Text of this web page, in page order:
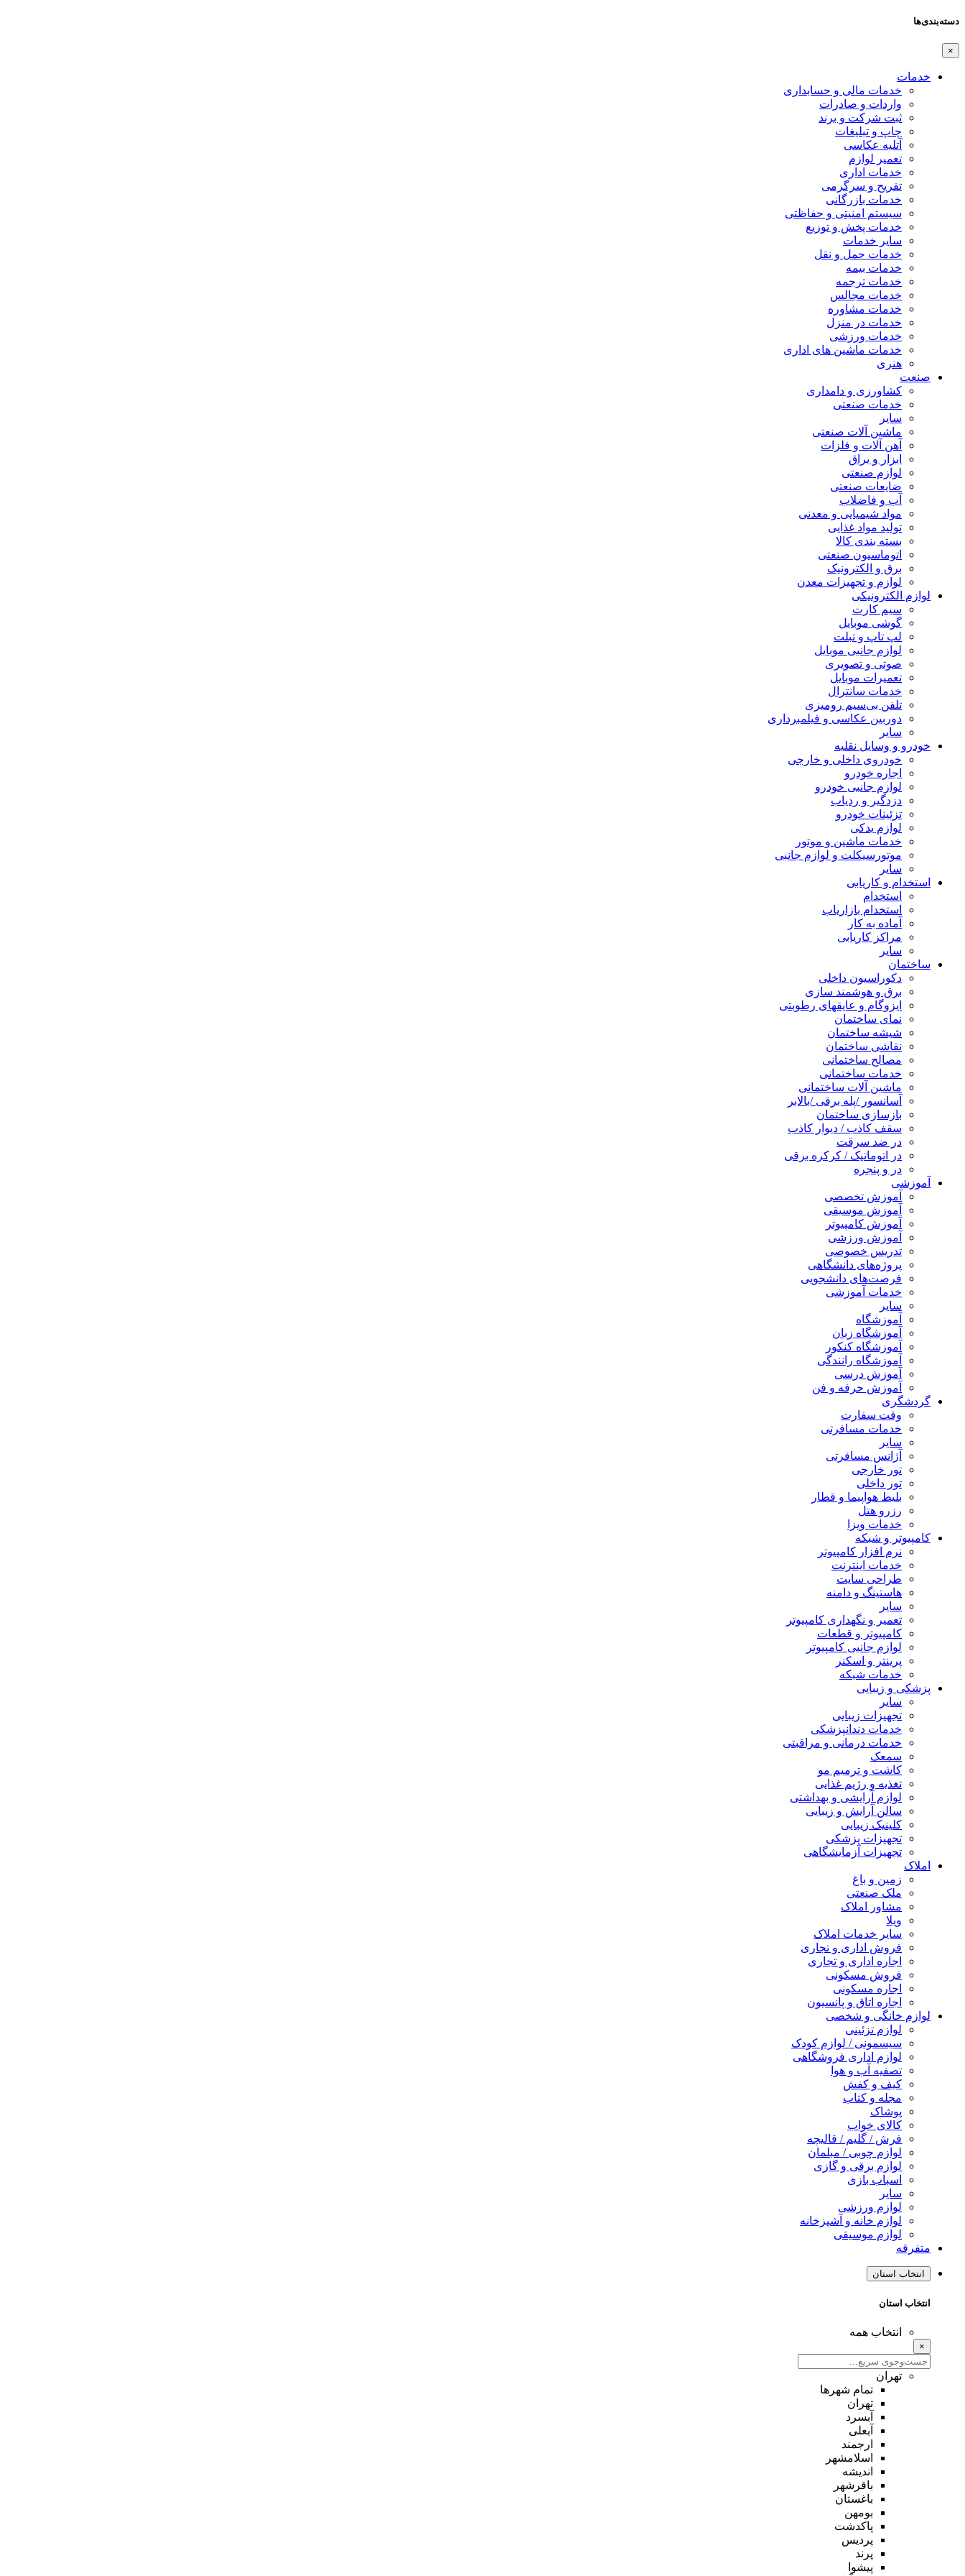
دسته‌بندی‌ها
×
خدمات
خدمات مالی و حسابداری
واردات و صادرات
ثبت شرکت و برند
چاپ و تبلیغات
آتلیه عکاسی
تعمیر لوازم
خدمات اداری
تفریح و سرگرمی
خدمات بازرگانی
سیستم امنیتی و حفاظتی
خدمات پخش و توزیع
سایر خدمات
خدمات حمل و نقل
خدمات بیمه
خدمات ترجمه
خدمات مجالس
خدمات مشاوره
خدمات در منزل
خدمات ورزشی
خدمات ماشین های اداری
هنری
صنعت
کشاورزی و دامداری
خدمات صنعتی
سایر
ماشین آلات صنعتی
آهن آلات و فلزات
ابزار و یراق
لوازم صنعتی
ضایعات صنعتی
آب و فاضلاب
مواد شیمیایی و معدنی
تولید مواد غذایی
بسته بندی کالا
اتوماسیون صنعتی
برق و الکترونیک
لوازم و تجهیزات معدن
لوازم الکترونیکی
سیم کارت
گوشی موبایل
لپ تاپ و تبلت
لوازم جانبی موبایل
صوتی و تصویری
تعمیرات موبایل
خدمات سانترال
تلفن بی‌سیم رومیزی
دوربین عکاسی و فیلمبرداری
سایر
خودرو و وسایل نقلیه
خودروی داخلی و خارجی
اجاره خودرو
لوازم جانبی خودرو
دزدگیر و ردیاب
تزئینات خودرو
لوازم یدکی
خدمات ماشین و موتور
موتورسیکلت و لوازم جانبی
سایر
استخدام و کاریابی
استخدام
استخدام بازاریاب
آماده به کار
مراکز کاریابی
سایر
ساختمان
دکوراسیون داخلی
برق و هوشمند سازی
ایزوگام و عایقهای رطوبتی
نمای ساختمان
شیشه ساختمان
نقاشی ساختمان
مصالح ساختمانی
خدمات ساختمانی
ماشین آلات ساختمانی
آسانسور /پله برقی /بالابر
بازسازی ساختمان
سقف کاذب / دیوار کاذب
در ضد سرقت
در اتوماتیک / کرکره برقی
در و پنجره
آموزشی
آموزش تخصصی
آموزش موسیقی
آموزش کامپیوتر
آموزش ورزشی
تدریس خصوصی
پروژه‌های دانشگاهی
فرصت‌های دانشجویی
خدمات آموزشی
سایر
آموزشگاه
آموزشگاه زبان
آموزشگاه کنکور
آموزشگاه رانندگی
آموزش درسی
آموزش حرفه و فن
گردشگری
وقت سفارت
خدمات مسافرتی
سایر
آژانس مسافرتی
تور خارجی
تور داخلی
بلیط هواپیما و قطار
رزرو هتل
خدمات ویزا
کامپیوتر و شبکه
نرم افزار کامپیوتر
خدمات اینترنت
طراحی سایت
هاستینگ و دامنه
سایر
تعمیر و نگهداری کامپیوتر
کامپیوتر و قطعات
لوازم جانبی کامپیوتر
پرینتر و اسکنر
خدمات شبکه
پزشکی و زیبایی
سایر
تجهیزات زیبایی
خدمات دندانپزشکی
خدمات درمانی و مراقبتی
سمعک
کاشت و ترمیم مو
تغذیه و رژیم غذایی
لوازم آرایشی و بهداشتی
سالن آرایش و زیبایی
کلینیک زیبایی
تجهیزات پزشکی
تجهیزات آزمایشگاهی
املاک
زمین و باغ
ملک صنعتی
مشاور املاک
ویلا
سایر خدمات املاک
فروش اداری و تجاری
اجاره اداری و تجاری
فروش مسکونی
اجاره مسکونی
اجاره اتاق و پانسیون
لوازم خانگی و شخصی
لوازم تزئینی
سیسمونی / لوازم کودک
لوازم اداری فروشگاهی
تصفیه آب و هوا
کیف و کفش
مجله و کتاب
پوشاک
کالای خواب
فرش / گلیم / قالیچه
لوازم چوبی / مبلمان
لوازم برقی و گازی
اسباب بازی
سایر
لوازم ورزشی
لوازم خانه و آشپزخانه
لوازم موسیقی
متفرقه
انتخاب استان
انتخاب استان
انتخاب همه
×
تهران
تمام شهر‌ها
تهران
آبسرد
آبعلی
ارجمند
اسلامشهر
اندیشه
باقرشهر
باغستان
بومهن
پاکدشت
پردیس
پرند
پیشوا